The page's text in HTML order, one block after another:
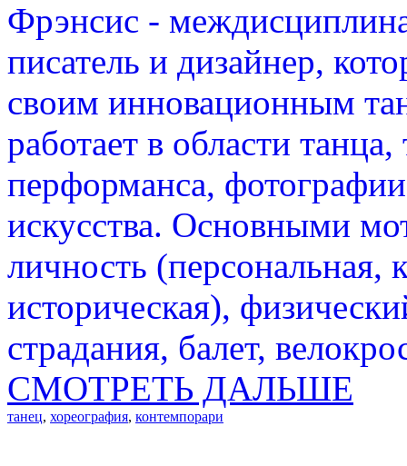
Фрэнсис -
писатель и дизайнер,
своим инновационным
работает в области
перформанса,
искусства. Основными
личность (персональная,
историческая),
страдания, балет,
СМОТРЕТЬ ДАЛЬШЕ
танец, хореография, контемпорари